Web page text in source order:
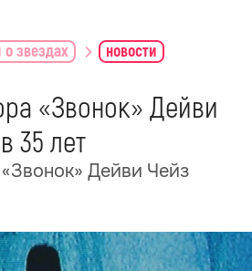
о звездах новости
«Звонок» Дейви
35 лет
Дейви Чейз